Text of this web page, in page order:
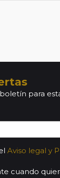
para
Aviso legal y
cuando